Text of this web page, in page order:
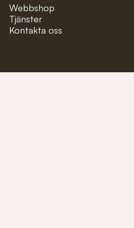
Webbshop
Tjänster
Kontakta oss